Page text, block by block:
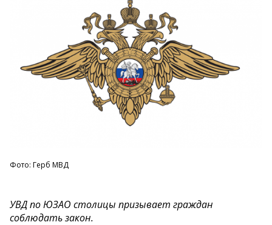
Фото: Герб МВД
УВД по ЮЗАО столицы призывает граждан
соблюдать закон.